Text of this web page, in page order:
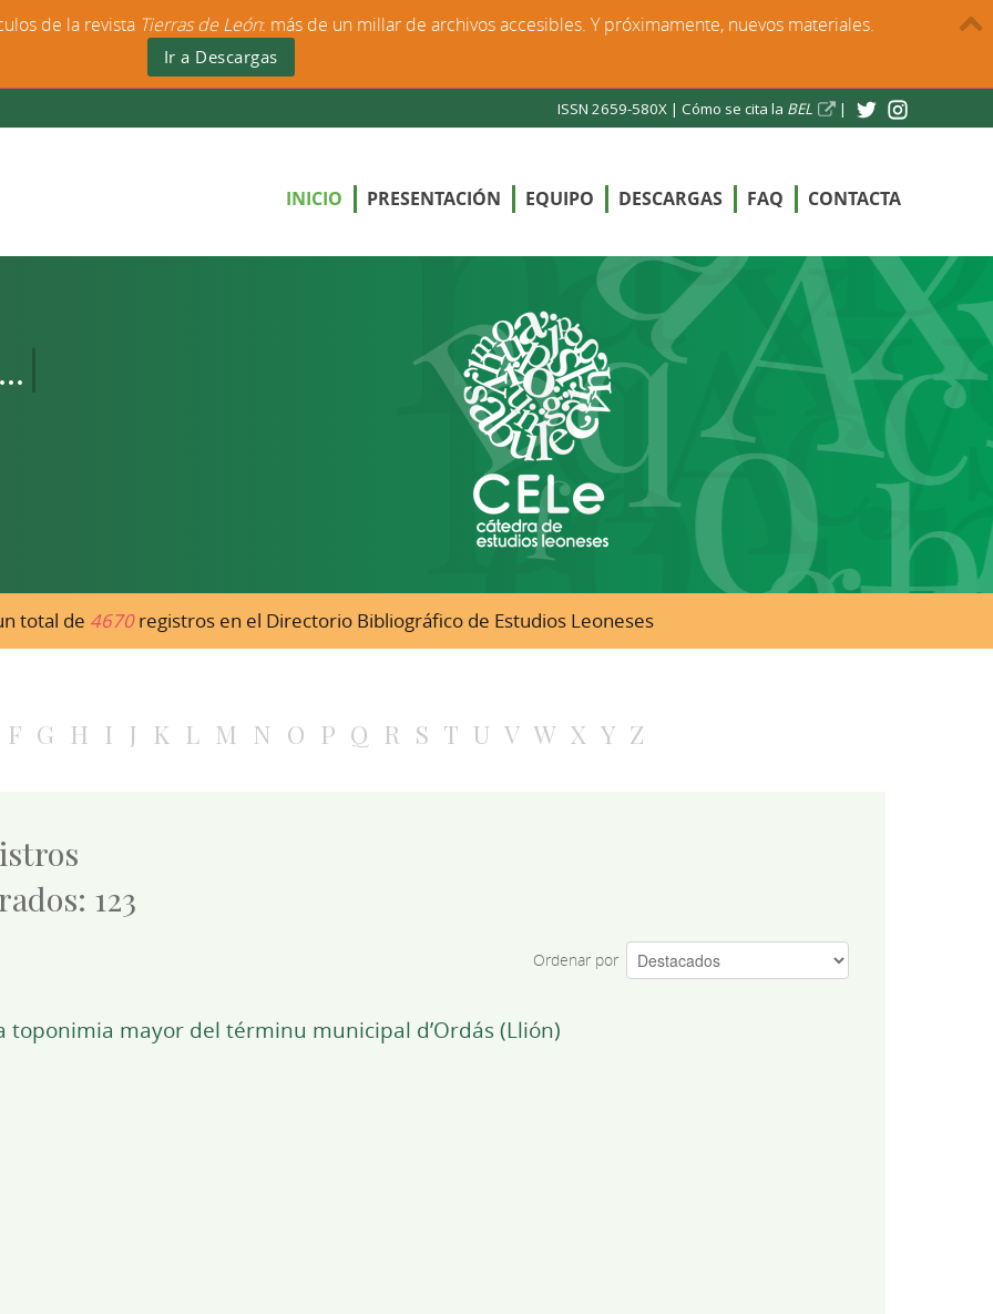
ISSN 2659-580X | Cómo se cita la BEL |
INICIO PRESENTACIÓN EQUIPO DESCARGAS FAQ CONTACTA
total de 4670registros en el Directorio Bibliográfico de Estudios Leoneses
F G H I J K L M N O P Q R S T U V W X Y Z
123
Ordenar por
mayor del términu municipal d’Ordás (Llión)
de la revista Tierras de León: más de un millar de archivos accesibles. Y próximamente, nuevos materiales.
Ir a Descargas